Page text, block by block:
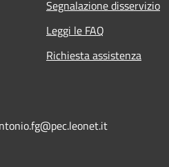
Segnalazione disservizio
Leggi le FAQ
Richiesta assistenza